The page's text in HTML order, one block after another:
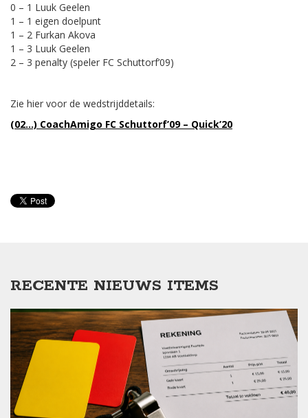
0 – 1 Luuk Geelen
1 – 1 eigen doelpunt
1 – 2 Furkan Akova
1 – 3 Luuk Geelen
2 – 3 penalty (speler FC Schuttorf’09)
Zie hier voor de wedstrijddetails:
(02…) CoachAmigo FC Schuttorf’09 – Quick’20
RECENTE NIEUWS ITEMS